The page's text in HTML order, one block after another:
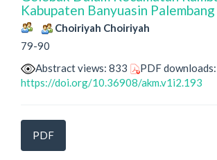
Kabupaten Banyuasin Palembang
Choiriyah Choiriyah
79-90
Abstract views: 833
PDF
https://doi.org/10.36908/akm.v1i2.193
PDF